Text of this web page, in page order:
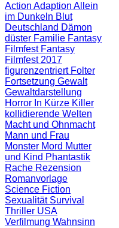
Action Adaption Allein
im Dunkeln Blut
Deutschland Dämon
düster Familie Fantasy
Filmfest Fantasy
Filmfest 2017
figurenzentriert Folter
Fortsetzung Gewalt
Gewaltdarstellung
Horror In Kürze Killer
kollidierende Welten
Macht und Ohnmacht
Mann und Frau
Monster Mord Mutter
und Kind Phantastik
Rache Rezension
Romanvorlage
Science Fiction
Sexualität Survival
Thriller USA
Verfilmung Wahnsinn